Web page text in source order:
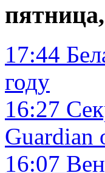
17:44
году
16:27
Guardian
16:07